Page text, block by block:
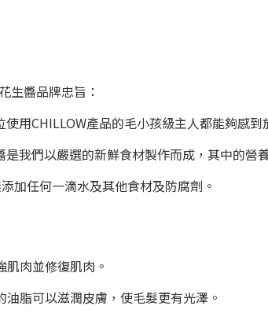
生醬品牌忠旨：
用CHILLOW產品的毛小孩級主人都能夠感到
是我們以嚴選的新鮮食材製作而成，其中的營
加任何一滴水及其他食材及防腐劑。
肌肉並修復肌肉。
油脂可以滋潤皮膚，使毛髮更有光澤。